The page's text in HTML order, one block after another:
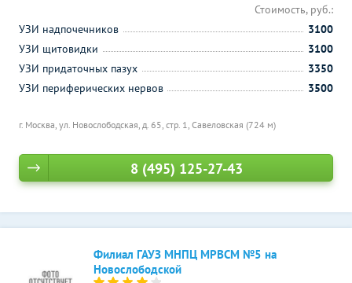
г. Москва, ул. Новослободская, д. 65, стр. 1, Савеловская (724 м)
Стоимость, руб.:
УЗИ надпочечников
3100
УЗИ щитовидки
3100
УЗИ придаточных пазух
3350
УЗИ периферических нервов
3500
8 (495) 125-27-43
Филиал ГАУЗ МНПЦ МРВСМ №5 на
Новослободской